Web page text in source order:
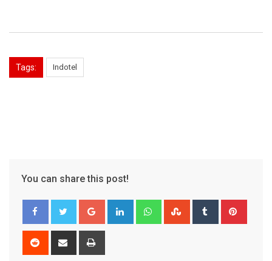
Tags: Indotel
You can share this post!
Google+ LinkedIn WhatsappStumbleUpon
Tumblr
Reddit
Share